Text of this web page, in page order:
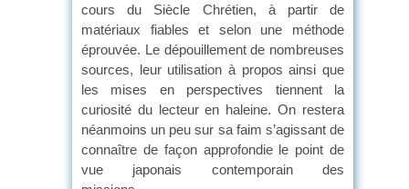
cours du Siècle Chrétien, à partir de
matériaux fiables et selon une méthode
éprouvée. Le dépouillement de nombreuses
sources, leur utilisation à propos ainsi que
les mises en perspectives tiennent la
curiosité du lecteur en haleine. On restera
néanmoins un peu sur sa faim s’agissant de
connaître de façon approfondie le point de
vue japonais contemporain des